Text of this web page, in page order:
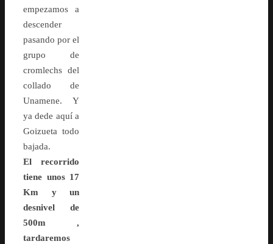
empezamos a
descender
pasando por el
grupo de
cromlechs del
collado de
Unamene. Y
ya dede aquí a
Goizueta todo
bajada.
El recorrido
tiene unos 17
Km y un
desnivel de
500m ,
tardaremos